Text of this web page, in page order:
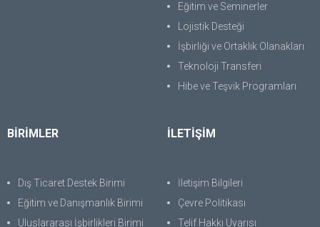
Eğitim ve Seminerler
Lojistik Desteği
İşbirliği ve Ortaklık Olanakları
Teknoloji Transferi
Hibe ve Teşvik Programları
BİRİMLER
Dış Ticaret Destek Birimi
Eğitim ve Danışmanlık Birimi
Uluslararası İşbirlikleri Birimi
İLETİŞİM
İletişim Bilgileri
Çevre Politikası
Telif Hakkı Uyarısı